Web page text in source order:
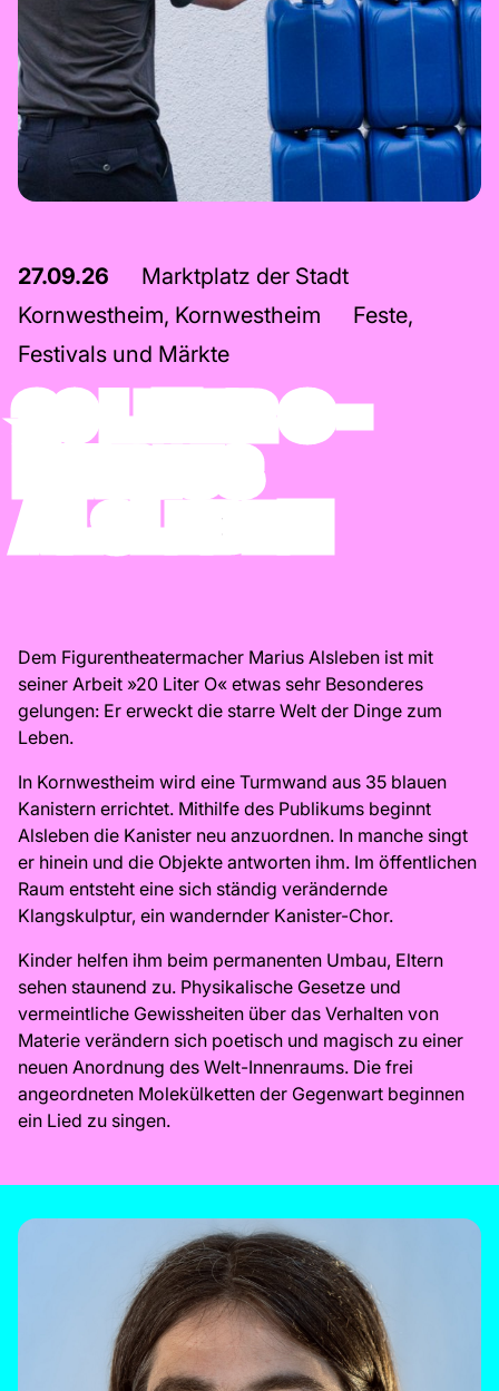
27.09.26
Marktplatz der Stadt
Kornwestheim, Kornwestheim
Feste,
Festivals und Märkte
20 LITER O –
MARIUS
ALSLEBEN
Dem Figurentheatermacher Marius Alsleben ist mit
seiner Arbeit »20 Liter O« etwas sehr Besonderes
gelungen: Er erweckt die starre Welt der Dinge zum
Leben.
In Kornwestheim wird eine Turmwand aus 35 blauen
Kanistern errichtet. Mithilfe des Publikums beginnt
Alsleben die Kanister neu anzuordnen. In manche singt
er hinein und die Objekte antworten ihm. Im öffentlichen
Raum entsteht eine sich ständig verändernde
Klangskulptur, ein wandernder Kanister-Chor.
Kinder helfen ihm beim permanenten Umbau, Eltern
sehen staunend zu. Physikalische Gesetze und
vermeintliche Gewissheiten über das Verhalten von
Materie verändern sich poetisch und magisch zu einer
neuen Anordnung des Welt-Innenraums. Die frei
angeordneten Molekülketten der Gegenwart beginnen
ein Lied zu singen.